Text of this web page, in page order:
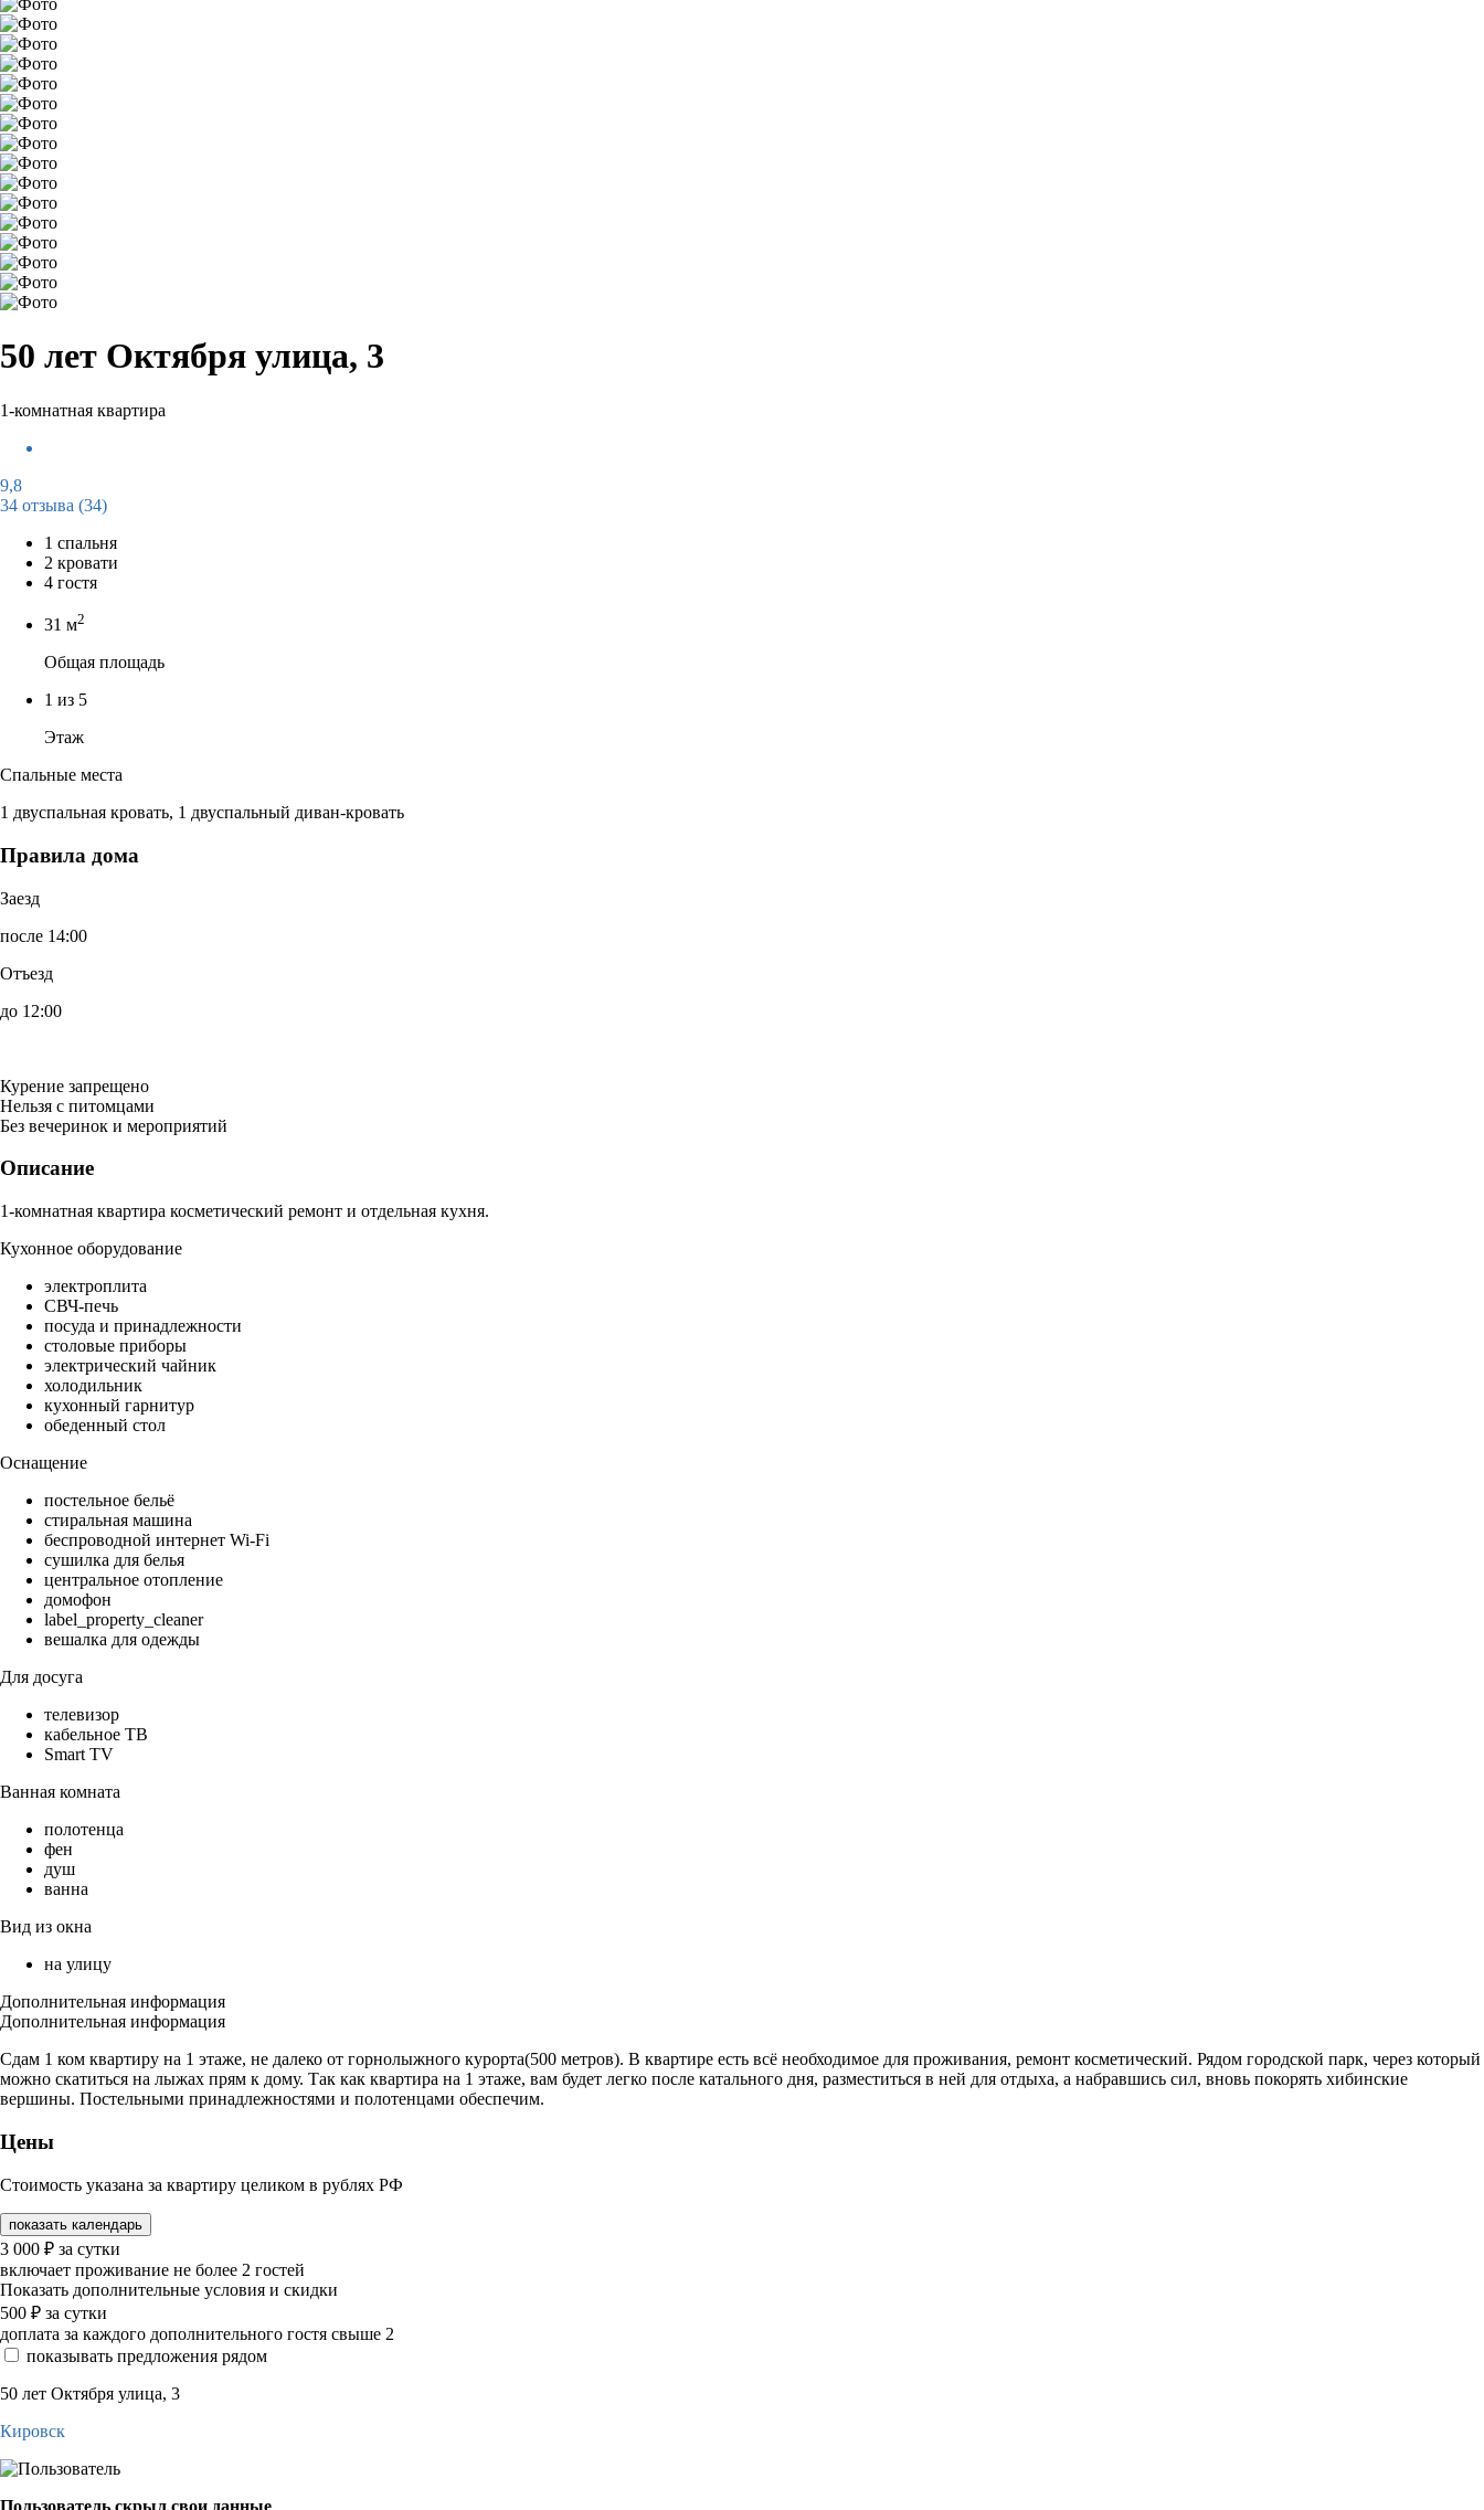
50 лет Октября улица, 3
1-комнатная квартира
9,8
34 отзыва (34)
1 спальня
2 кровати
4 гостя
31 м2
Общая площадь
1 из 5
Этаж
Спальные места
1 двуспальная кровать, 1 двуспальный диван-кровать
Правила дома
Заезд
после 14:00
Отъезд
до 12:00
Курение запрещено
Нельзя с питомцами
Без вечеринок и мероприятий
Описание
1-комнатная квартира косметический ремонт и отдельная кухня.
Кухонное оборудование
электроплита
СВЧ-печь
посуда и принадлежности
столовые приборы
электрический чайник
холодильник
кухонный гарнитур
обеденный стол
Оснащение
постельное бельё
стиральная машина
беспроводной интернет Wi-Fi
сушилка для белья
центральное отопление
домофон
label_property_cleaner
вешалка для одежды
Для досуга
телевизор
кабельное ТВ
Smart TV
Ванная комната
полотенца
фен
душ
ванна
Вид из окна
на улицу
Дополнительная информация
Дополнительная информация
Сдам 1 ком квартиру на 1 этаже, не далеко от горнолыжного курорта(500 метров). В квартире есть всё необходимое для проживания, ремонт косметический. Рядом городской парк, через который
можно скатиться на лыжах прям к дому. Так как квартира на 1 этаже, вам будет легко после катального дня, разместиться в ней для отдыха, а набравшись сил, вновь покорять хибинские
вершины. Постельными принадлежностями и полотенцами обеспечим.
Цены
Стоимость указана за квартиру целиком в рублях РФ
показать календарь
3 000 ₽ за сутки
включает проживание не более 2 гостей
Показать дополнительные условия и скидки
500 ₽ за сутки
доплата за каждого дополнительного гостя свыше 2
показывать предложения рядом
50 лет Октября улица, 3
Кировск
Пользователь скрыл свои данные